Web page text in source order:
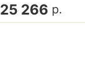
25 266 р.